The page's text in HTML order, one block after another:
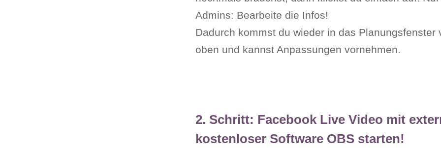
Admins: Bearbeite die Infos!
Dadurch kommst du wieder in das Planungsfenster
oben und kannst Anpassungen vornehmen.
2. Schritt: Facebook Live Video mit
kostenloser Software OBS starten!